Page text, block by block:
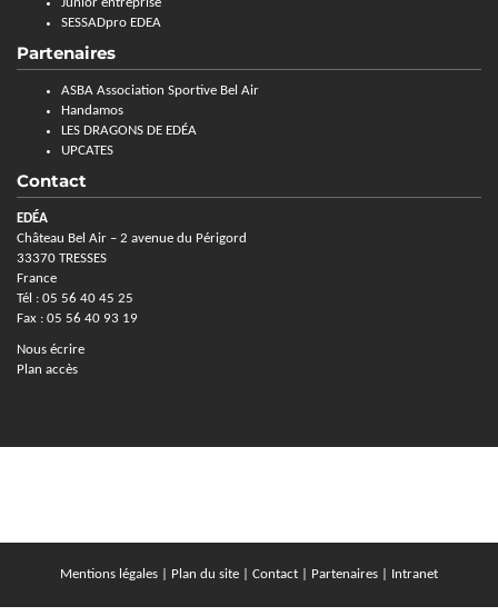
SESSADpro EDEA
Partenaires
ASBA Association Sportive Bel Air
Handamos
LES DRAGONS DE EDÉA
UPCATES
Contact
EDÉA
Château Bel Air – 2 avenue du Périgord
33370 TRESSES
France
Tél : 05 56 40 45 25
Fax : 05 56 40 93 19
Nous écrire
Plan accès
Mentions légales Plan du site Contact Partenaires Intranet